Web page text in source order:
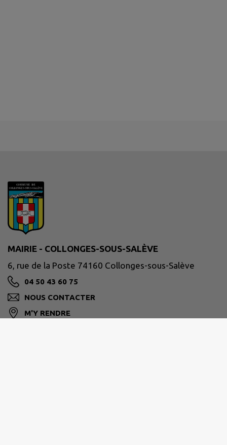
MAIRIE - COLLONGES-SOUS-SALÈVE
6, rue de la Poste 74160 Collonges-sous-Salève
04 50 43 60 75
NOUS CONTACTER
M'Y RENDRE